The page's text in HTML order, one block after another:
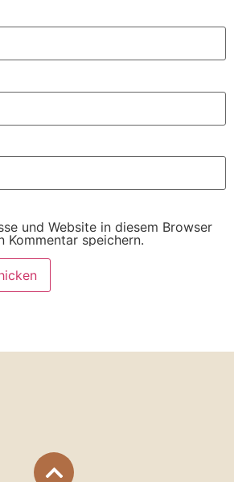
und Website in diesem Browser
Kommentar speichern.